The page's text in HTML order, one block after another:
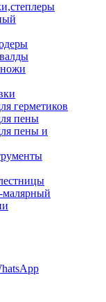
герметиков
пены
пены и